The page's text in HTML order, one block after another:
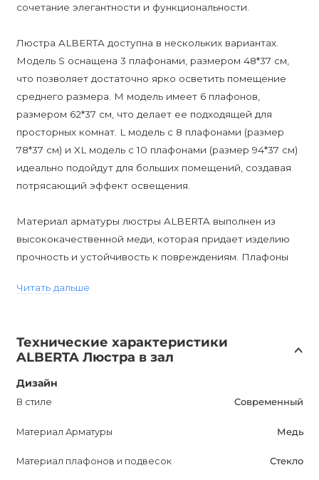
сочетание элегантности и функциональности.
Люстра ALBERTA доступна в нескольких вариантах.
Модель S оснащена 3 плафонами, размером 48*37 см,
что позволяет достаточно ярко осветить помещение
среднего размера. M модель имеет 6 плафонов,
размером 62*37 см, что делает ее подходящей для
просторных комнат. L модель с 8 плафонами (размер
78*37 см) и XL модель с 10 плафонами (размер 94*37 см)
идеально подойдут для больших помещений, создавая
потрясающий эффект освещения.
Материал арматуры люстры ALBERTA выполнен из
высококачественной меди, которая придает изделию
прочность и устойчивость к повреждениям. Плафоны
освещению шикарный и благородный вид.
совместима с цоколем E14, что делает возможным
использование различных типов ламп, включая
диммируемые. Таким образом, вы сможете создать
идеальное освещение для любой ситуации.
Гарантийный срок ALBERTA составляет 12 месяцев, что
Купить дизайнерскую люстру ALBERTA в Украине
Читать дальше
Технические характеристики
ALBERTA Люстра в зал
Дизайн
В стиле Современный
Материал Арматуры Медь
Материал плафонов и подвесок Стекло